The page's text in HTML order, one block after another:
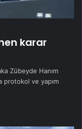
karar
Zübeyde Hanım
protokol ve yapım